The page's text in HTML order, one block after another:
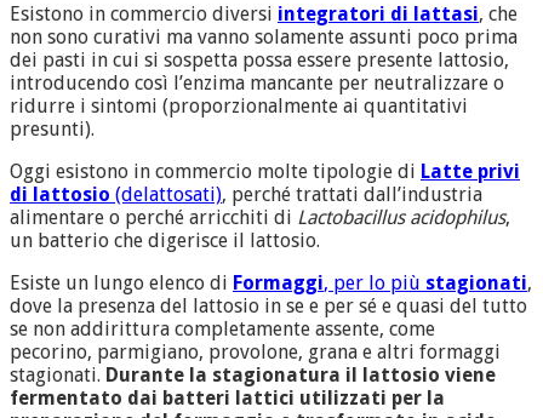
Esistono in commercio diversi integratori di lattasi, che
non sono curativi ma vanno solamente assunti poco prima
dei pasti in cui si sospetta possa essere presente lattosio,
introducendo così l’enzima mancante per neutralizzare o
ridurre i sintomi (proporzionalmente ai quantitativi
presunti).
Oggi esistono in commercio molte tipologie di Latte privi
di lattosio (delattosati), perché trattati dall’industria
alimentare o perché arricchiti di Lactobacillus acidophilus,
un batterio che digerisce il lattosio.
Esiste un lungo elenco di Formaggi, per lo più stagionati,
dove la presenza del lattosio in se e per sé e quasi del tutto
se non addirittura completamente assente, come
pecorino, parmigiano, provolone, grana e altri formaggi
stagionati. Durante la stagionatura il lattosio viene
fermentato dai batteri lattici utilizzati per la